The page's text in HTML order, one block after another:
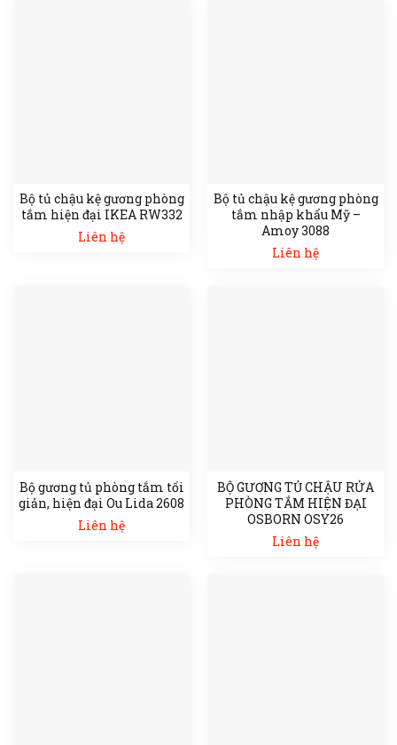
Bộ tủ chậu kệ gương phòng
tắm hiện đại IKEA RW332
Liên hệ
Bộ tủ chậu kệ gương phòng
tắm nhập khẩu Mỹ –
Amoy 3088
Liên hệ
Bộ gương tủ phòng tắm tối
giản, hiện đại Ou Lida 2608
Liên hệ
BỘ GƯƠNG TỦ CHẬU RỬA
PHÒNG TẮM HIỆN ĐẠI
OSBORN OSY26
Liên hệ